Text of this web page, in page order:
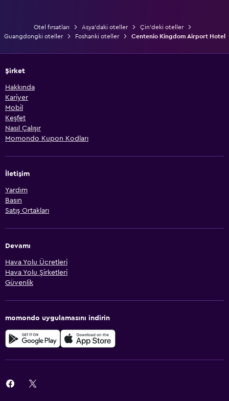
Otel fırsatları Asya'daki oteller
Çin'deki oteller
Guangdongki oteller
Foshanki oteller Centenio Kingdom Airport Hotel
Şirket
Hakkında
Kariyer
Mobil
Keşfet
Nasıl Çalışır
Momondo Kupon Kodları
İletişim
Yardım
Basın
Satış Ortakları
Devamı
Hava Yolu Ücretleri
Hava Yolu Şirketleri
Güvenlik
momondo uygulamasını indirin